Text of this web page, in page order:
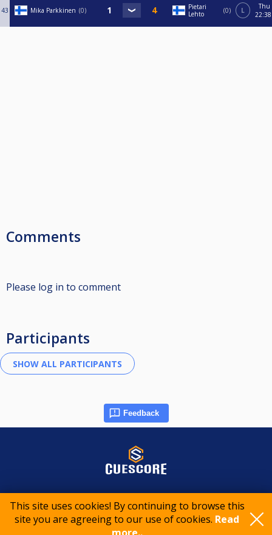
This site uses cookies! By continuing to browse this
site you are agreeing to our use of cookies. Read
43 Mika Parkkinen 0
Pietari
Lehto
0 L
Thu
22:38
Comments
Please log in to comment
Participants
Feedback
© 2015-2026 CueScore International